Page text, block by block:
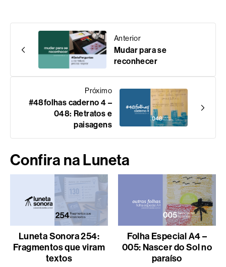
Anterior
Mudar para se
reconhecer
Próximo
#48folhas caderno 4 –
048: Retratos e
paisagens
Confira na Luneta
Luneta Sonora 254:
Fragmentos que viram
textos
Folha Especial A4 –
005: Nascer do Sol no
paraíso